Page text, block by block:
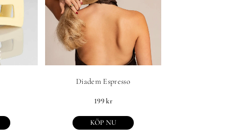
Diadem Espresso
199kr
KÖP NU